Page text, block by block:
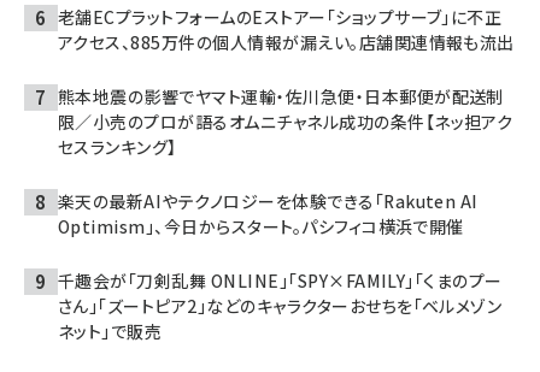
老舗ECプラットフォームのEストアー「ショップサーブ」に不正
アクセス、885万件の個人情報が漏えい。店舗関連情報も流出
熊本地震の影響でヤマト運輸・佐川急便・日本郵便が配送制
限／小売のプロが語るオムニチャネル成功の条件【ネッ担アク
セスランキング】
楽天の最新AIやテクノロジーを体験できる「Rakuten AI
Optimism」、今日からスタート。パシフィコ横浜で開催
千趣会が「刀剣乱舞 ONLINE」「SPY×FAMILY」「くまのプー
さん」「ズートピア2」などのキャラクターおせちを「ベルメゾン
ネット」で販売